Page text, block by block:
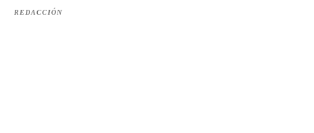
REDACCIÓN